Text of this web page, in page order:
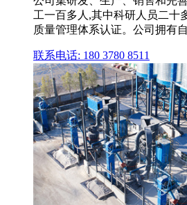
工一百多人,其中科研人员二十
质量管理体系认证。公司拥有
联系电话: 180 3780 8511